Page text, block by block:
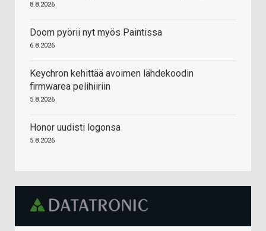
8.8.2026
Doom pyörii nyt myös Paintissa
6.8.2026
Keychron kehittää avoimen lähdekoodin
firmwarea pelihiiriin
5.8.2026
Honor uudisti logonsa
5.8.2026